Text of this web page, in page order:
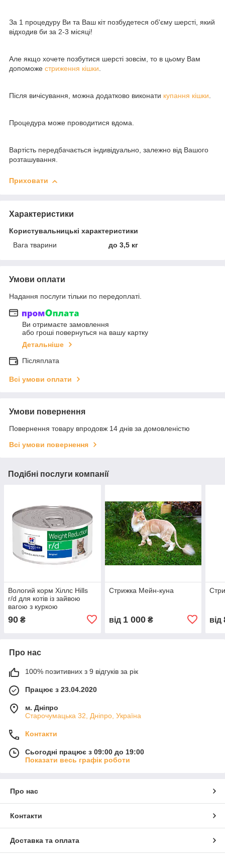
За 1 процедуру Ви та Ваш кіт позбудетеся об'єму шерсті, який
відходив би за 2-3 місяці!
Але якщо хочете позбутися шерсті зовсім, то в цьому Вам
допоможе стриження кішки.
Після вичісування, можна додатково виконати купання кішки.
Процедура може проводитися вдома.
Вартість передбачається індивідуально, залежно від Вашого
розташування.
Приховати
Характеристики
Користувальницькі характеристики
Вага тварини
до 3,5 кг
Умови оплати
Надання послуги тільки по передоплаті.
Ви отримаєте замовлення
або гроші повернуться на вашу картку
Детальніше
Післяплата
Всі умови оплати
Умови повернення
Повернення товару впродовж 14 днів за домовленістю
Всі умови повернення
Подібні послуги компанії
Вологий корм Хіллс Hills
r/d для котів із зайвою
вагою з куркою
90 ₴
Стрижка Мейн-куна
від 1 000₴ від
Про нас
100% позитивних з 9 відгуків за рік
Працює з 23.04.2020
м. Дніпро
Старочумацька 32, Дніпро, Україна
Контакти
Сьогодні працює з 09:00 до 19:00
Показати весь графік роботи
Про нас
Контакти
Доставка та оплата